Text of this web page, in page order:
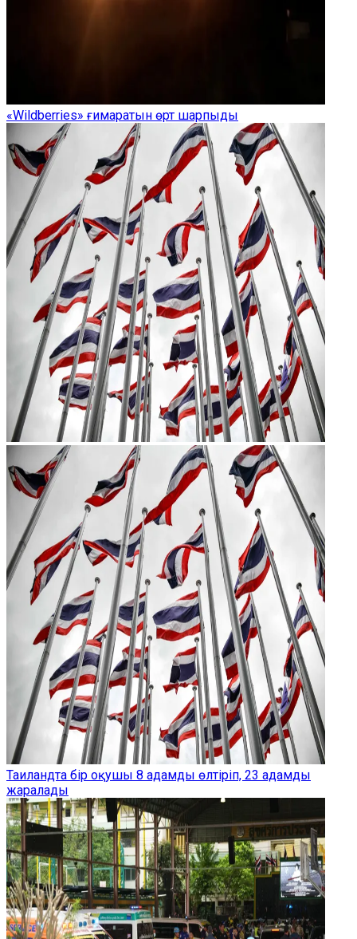
«Wildberries» ғимаратын өрт шарпыды
Таиландта бір оқушы 8 адамды өлтіріп, 23 адамды
жаралады